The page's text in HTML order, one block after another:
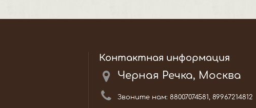
Контактная информация
Черная Речка, Москва
Звоните нам: 88007074581, 89967214812